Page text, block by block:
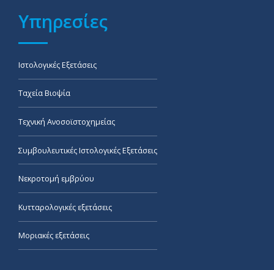
Υπηρεσίες
Ιστολογικές Εξετάσεις
Ταχεία Βιοψία
Τεχνική Ανοσοϊστοχημείας
Συμβουλευτικές Ιστολογικές Εξετάσεις
Νεκροτομή εμβρύου
Κυτταρολογικές εξετάσεις
Μοριακές εξετάσεις